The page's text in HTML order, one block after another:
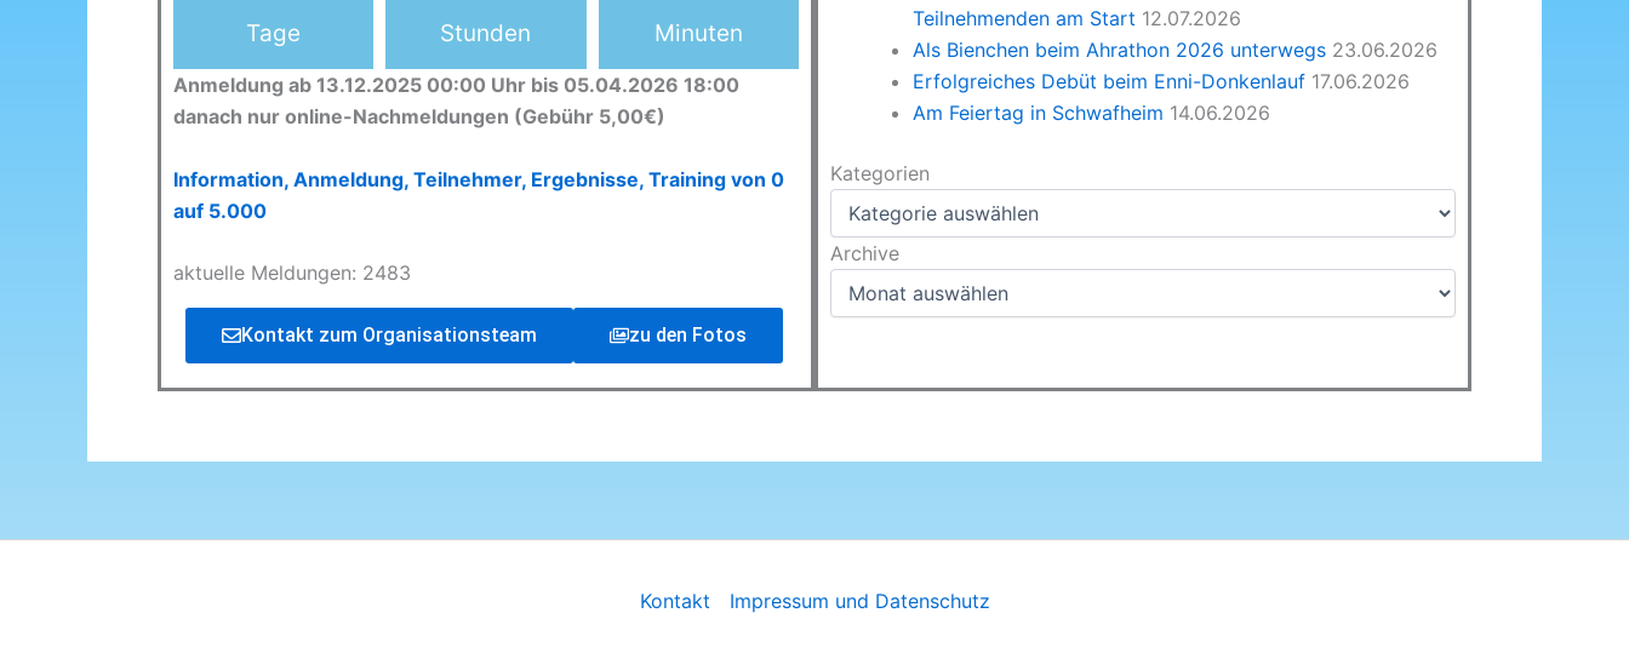
Tage Stunden Minuten
Anmeldung ab 13.12.2025 00:00 Uhr bis 05.04.2026 18:00
danach nur online-Nachmeldungen (Gebühr 5,00€)
Information, Anmeldung, Teilnehmer, Ergebnisse, Training von 0
auf 5.000
aktuelle Meldungen: 2483
Kontakt zum Organisationsteam zu den Fotos
Teilnehmenden am Start 12.07.2026
Als Bienchen beim Ahrathon 2026 unterwegs 23.06.2026
Erfolgreiches Debüt beim Enni-Donkenlauf 17.06.2026
Am Feiertag in Schwafheim 14.06.2026
Kategorien
Kategorien
Archive
Archive
Kontakt Impressum und Datenschutz